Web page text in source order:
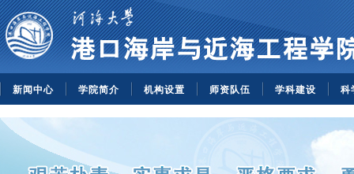
新闻中心 学院简介 机构设置 师资队伍 学科建设 科